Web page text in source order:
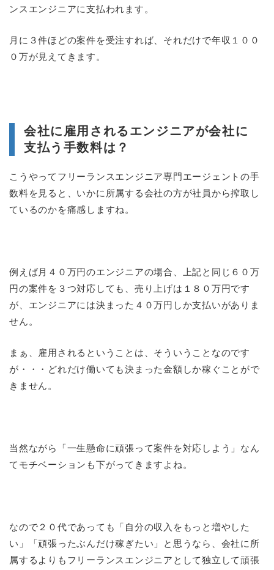
ンスエンジニアに支払われます。
月に３件ほどの案件を受注すれば、それだけで年収１００
０万が見えてきます。
会社に雇用されるエンジニアが会社に
支払う手数料は？
こうやってフリーランスエンジニア専門エージェントの手
数料を見ると、いかに所属する会社の方が社員から搾取し
ているのかを痛感しますね。
例えば月４０万円のエンジニアの場合、上記と同じ６０万
円の案件を３つ対応しても、売り上げは１８０万円です
が、エンジニアには決まった４０万円しか支払いがありま
せん。
まぁ、雇用されるということは、そういうことなのです
が・・・どれだけ働いても決まった金額しか稼ぐことがで
きません。
当然ながら「一生懸命に頑張って案件を対応しよう」なん
てモチベーションも下がってきますよね。
なので２０代であっても「自分の収入をもっと増やした
い」「頑張ったぶんだけ稼ぎたい」と思うなら、会社に所
属するよりもフリーランスエンジニアとして独立して頑張